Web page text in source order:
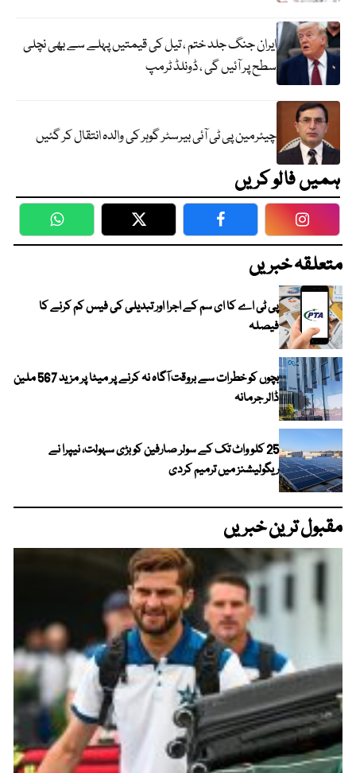
ایران جنگ جلد ختم ، تیل کی قیمتیں پہلے سے بھی نچلی
سطح پر آئیں گی ، ڈونلڈ ٹرمپ
چیئرمین پی ٹی آئی بیرسٹر گوہر کی والدہ انتقال کر گئیں
ہمیں فالو کریں
WhatsApp Twitter Facebook
متعلقہ خبریں
پی ٹی اے کا ای سم کے اجرا اور تبدیلی کی فیس کم کرنے کا
فیصلہ
بچوں کو خطرات سے بروقت آگاہ نہ کرنے پر میٹا پر مزید 567 ملین
ڈالر جرمانہ
25 کلو واٹ تک کے سولر صارفین کو بڑی سہولت، نیپرا نے
ریگولیشنز میں ترمیم کردی
مقبول ترین خبریں